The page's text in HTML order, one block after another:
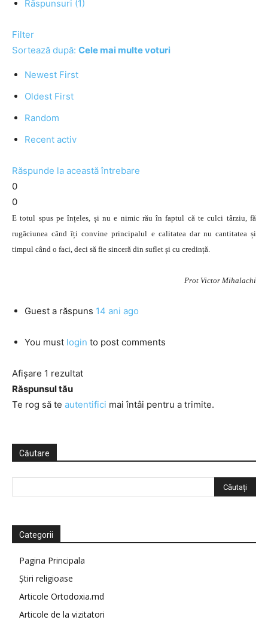
Răspunsuri (1)
Filter
Sortează după: Cele mai multe voturi
Newest First
Oldest First
Random
Recent activ
Răspunde la această întrebare
0
0
E totul spus pe înțeles, și nu e nimic rău în faptul că te culci târziu, fă
rugăciunea când îți convine principalul e calitatea dar nu cantitatea și
timpul când o faci, deci să fie sinceră din suflet și cu credință.
Prot Victor Mihalachi
Guest a răspuns 14 ani ago
You must login to post comments
Afișare 1 rezultat
Răspunsul tău
Te rog să te autentifici mai întâi pentru a trimite.
Căutare
Categorii
Pagina Principala
Știri religioase
Articole Ortodoxia.md
Articole de la vizitatori